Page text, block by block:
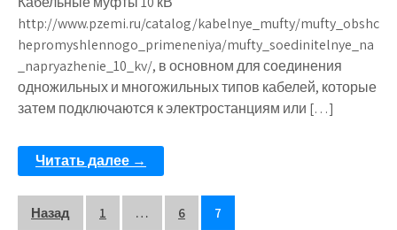
http://www.pzemi.ru/catalog/kabelnye_mufty/mufty_obshc
hepromyshlennogo_primeneniya/mufty_soedinitelnye_na
_napryazhenie_10_kv/, в основном для соединения
одножильных и многожильных типов кабелей, которые
затем подключаются к электростанциям или […]
Читать далее →
Пагинация
Назад 1 … 6 7